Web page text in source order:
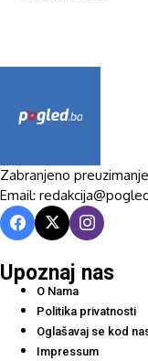
Zabranjeno
Email:
Upoznaj nas
O Nama
Politika privatnosti
Oglašavaj se kod
Impressum